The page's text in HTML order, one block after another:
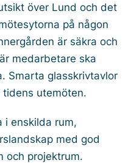
över Lund och det
på någon
är säkra och
medarbetare ska
Smarta glasskrivtavlor
tidens utemöten.
i enskilda rum,
med god
och projektrum.